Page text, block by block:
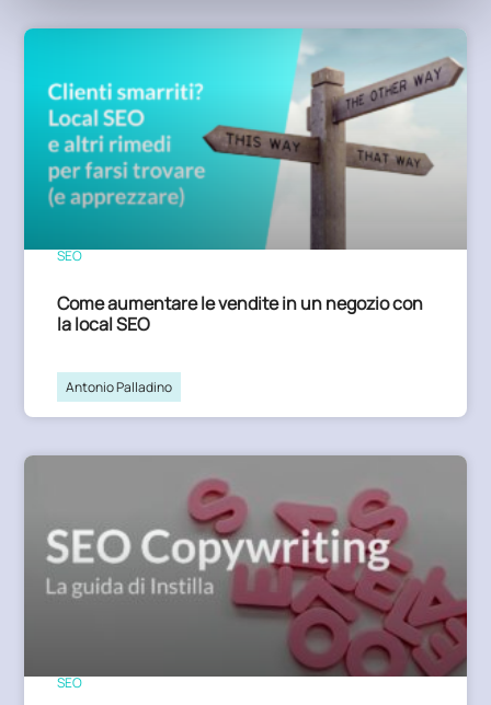
SEO
Come aumentare le vendite in un negozio con
la local SEO
Antonio Palladino
SEO